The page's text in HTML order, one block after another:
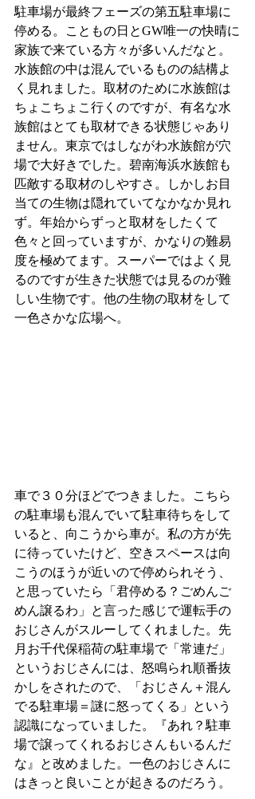
駐車場が最終フェーズの第五駐車場に
停める。こともの日とGW唯一の快晴に
家族で来ている方々が多いんだなと。
水族館の中は混んでいるものの結構よ
く見れました。取材のために水族館は
ちょこちょこ行くのですが、有名な水
族館はとても取材できる状態じゃあり
ません。東京ではしながわ水族館が穴
場で大好きでした。碧南海浜水族館も
匹敵する取材のしやすさ。しかしお目
当ての生物は隠れていてなかなか見れ
ず。年始からずっと取材をしたくて
色々と回っていますが、かなりの難易
度を極めてます。スーパーではよく見
るのですが生きた状態では見るのが難
しい生物です。他の生物の取材をして
一色さかな広場へ。
車で３０分ほどでつきました。こちら
の駐車場も混んでいて駐車待ちをして
いると、向こうから車が。私の方が先
に待っていたけど、空きスペースは向
こうのほうが近いので停められそう、
と思っていたら「君停める？ごめんご
めん譲るわ」と言った感じで運転手の
おじさんがスルーしてくれました。先
月お千代保稲荷の駐車場で「常連だ」
というおじさんには、怒鳴られ順番抜
かしをされたので、「おじさん＋混ん
でる駐車場＝謎に怒ってくる」という
認識になっていました。『あれ？駐車
場で譲ってくれるおじさんもいるんだ
な』と改めました。一色のおじさんに
はきっと良いことが起きるのだろう。